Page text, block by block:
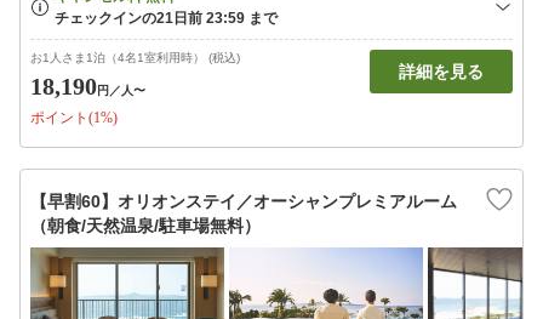
お1人さま1泊（4名1室利用時） (税込)
18,190円 ／人〜
ポイント(1%)
詳細を見る
【早割60】オリオンステイ／オーシャンプレミアルーム
（朝食/天然温泉/駐車場無料）